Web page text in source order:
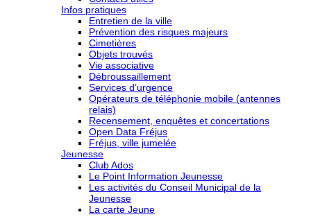
Infos pratiques
Entretien de la ville
Prévention des risques majeurs
Cimetières
Objets trouvés
Vie associative
Débroussaillement
Services d’urgence
Opérateurs de téléphonie mobile (antennes
relais)
Recensement, enquêtes et concertations
Open Data Fréjus
Fréjus, ville jumelée
Jeunesse
Club Ados
Le Point Information Jeunesse
Les activités du Conseil Municipal de la
Jeunesse
La carte Jeune